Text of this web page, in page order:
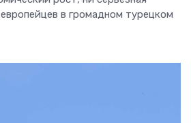
в громадном турецком